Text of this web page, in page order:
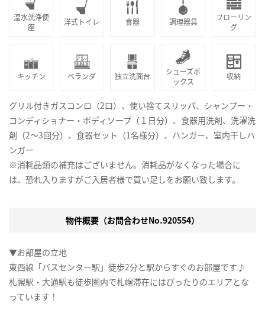
温水洗浄便
座
洋式トイレ 食器 調理器具
フローリン
グ
キッチン ベランダ 独立洗面台
シューズボ
ックス
収納
グリル付きガスコンロ（2口）、使い捨てスリッパ、シャンプー・
コンディショナー・ボディソープ（１日分）、食器用洗剤、洗濯洗
剤（2～3回分）、食器セット（1名様分）、ハンガー、室内干しハ
ンガー
※消耗品類の補充はございません。消耗品がなくなった場合に
は、恐れ入りますがご入居者様で買い足しをお願い致します。
物件概要（お問合わせNo.920554）
▼お部屋の立地
東西線「バスセンター駅」徒歩2分と駅からすぐのお部屋です♪
札幌駅・大通駅も徒歩圏内で札幌滞在にはぴったりのエリアとな
っています！